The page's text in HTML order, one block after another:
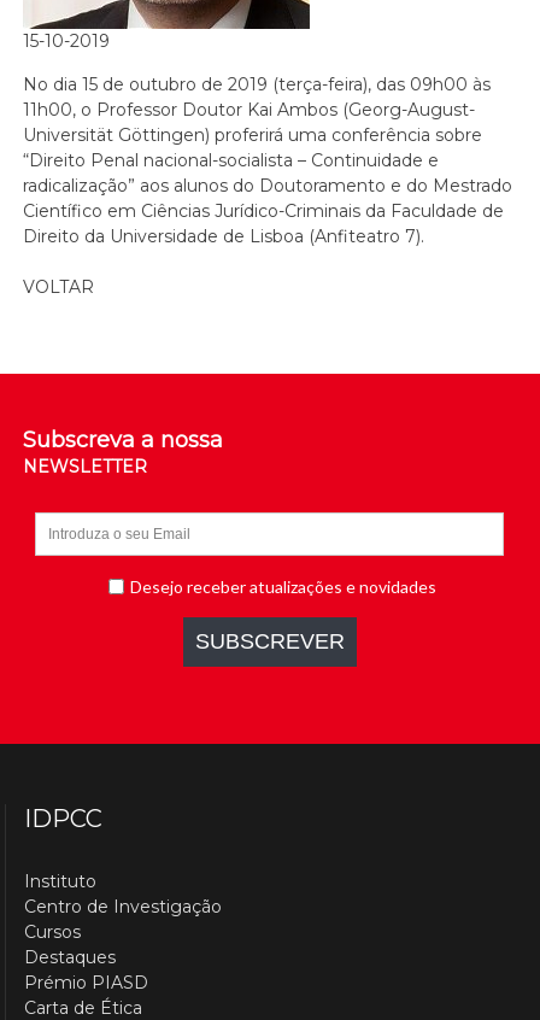
15-10-2019
No dia 15 de outubro de 2019 (terça-feira), das 09h00 às
11h00, o Professor Doutor Kai Ambos (Georg-August-
Universität Göttingen) proferirá uma conferência sobre
“Direito Penal nacional-socialista – Continuidade e
radicalização” aos alunos do Doutoramento e do Mestrado
Científico em Ciências Jurídico-Criminais da Faculdade de
Direito da Universidade de Lisboa (Anfiteatro 7).
VOLTAR
Subscreva a nossa
NEWSLETTER
IDPCC
Instituto
Centro de Investigação
Cursos
Destaques
Prémio PIASD
Carta de Ética